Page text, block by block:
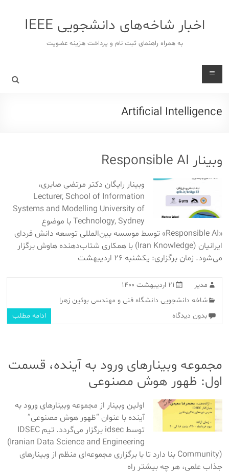
اخبار شاخه‌های دانشجویی IEEE
به همراه راهنمای ثبت نام و پرداخت هزینه عضویت
Artificial Intelligence
وبینار Responsible AI
وبینار رایگان دکتر مرتضی صابری،
Lecturer, School of Information
Systems and Modelling University of
Technology, Sydney با موضوع
«Responsible AI» توسط موسسه بین‌المللی توسعه دانش فردای
ایرانیان (Iran Knowledge) با همکاری شتاب‌دهنده هاوش برگزار
می‌شود. زمان برگزاری: یکشنبه ۲۶ اردیبهشت
مدیر
۲۱ اردیبهشت ۱۴۰۰
شاخه دانشجویی دانشگاه فنی و مهندسی بوئین زهرا
بدون دیدگاه
ادامه مطلب
مجموعه وبینار‌های ورود به آینده، قسمت
اول: ظهور هوش مصنوعی
اولین وبینار از مجموعه وبینارهای ورود به
آینده با عنوان “ظهور هوش مصنوعی”
توسط idsec برگزار می‌گردد. تیم IDSEC
(Iranian Data Science and Engineering
Community) بنا دارد تا با برگزاری مجموعه‌ای منظم از وبینار‌های
جذاب علمی، هر چه بیشتر راه